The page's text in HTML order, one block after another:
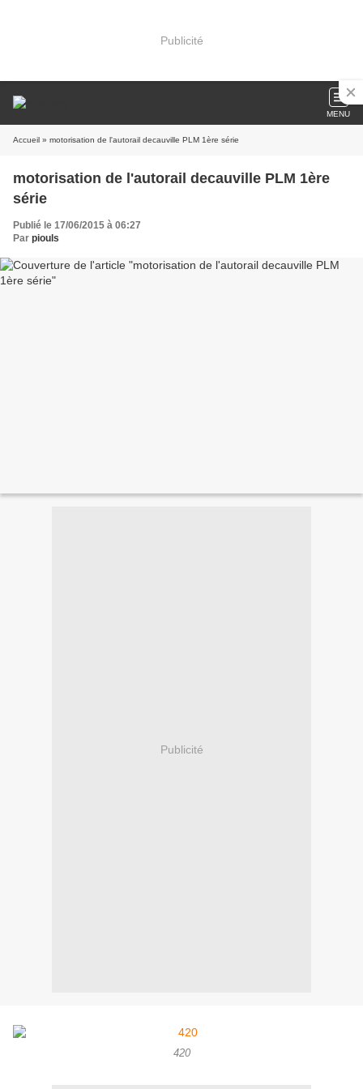
Publicité
MENU
Accueil » motorisation de l'autorail decauville PLM 1ère série
motorisation de l'autorail decauville PLM 1ère
série
Publié le 17/06/2015 à 06:27
Par piouls
Publicité
420